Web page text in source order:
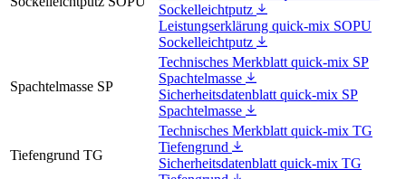
Sockelleichtputz
Leistungserklärung quick-mix SOPU
Sockelleichtputz
Spachtelmasse SP
Technisches Merkblatt quick-mix SP
Spachtelmasse
Sicherheitsdatenblatt quick-mix SP
Spachtelmasse
Tiefengrund TG
Technisches Merkblatt quick-mix TG
Tiefengrund
Sicherheitsdatenblatt quick-mix TG